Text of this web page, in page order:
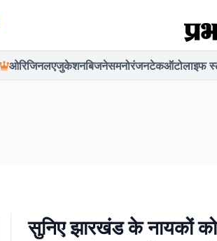
ओरिजिनलएजुकेशनबिजनेसमनोरंजनटेकऑटोलाइफ
सुनिए झारखंड के नायकों